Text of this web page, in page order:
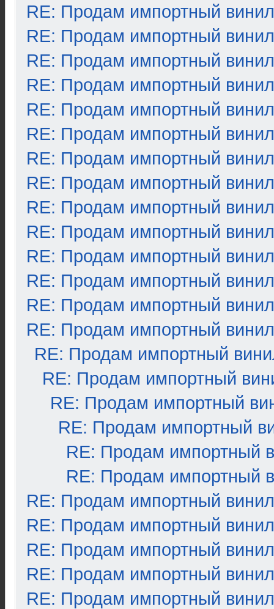
RE: Продам импортный винил
RE: Продам импортный винил
RE: Продам импортный винил
RE: Продам импортный винил
RE: Продам импортный винил
RE: Продам импортный винил
RE: Продам импортный винил
RE: Продам импортный винил
RE: Продам импортный винил
RE: Продам импортный винил
RE: Продам импортный винил
RE: Продам импортный винил
RE: Продам импортный винил
RE: Продам импортный винил
RE: Продам импортный
RE: Продам импортный
RE: Продам импортный
RE: Продам импортный
RE: Продам импортный
RE: Продам импортный
RE: Продам импортный винил
RE: Продам импортный винил
RE: Продам импортный винил
RE: Продам импортный винил
RE: Продам импортный винил